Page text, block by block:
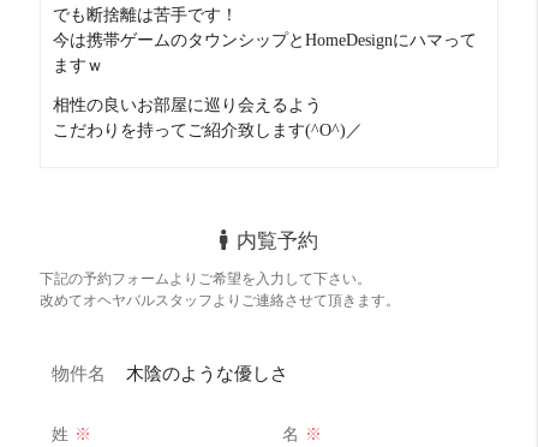
廊下にあるタイプですが、キッチン自体はいい。
スーパーも歩いて5分程度のところに数件あります。
明るさ
前に同じくらいの高さのマンションが建ってるので眺望は
そんな開けてません。
でも断捨離は苦手です！
今は携帯ゲームのタウンシップとHomeDesignにハマって
ますｗ
相性の良いお部屋に巡り会えるよう
こだわりを持ってご紹介致します(^O^)／
内覧予約
下記の予約フォームよりご希望を入力して下さい。
改めてオヘヤバルスタッフよりご連絡させて頂きます。
物件名 木陰のような優しさ
姓 ※ 名 ※